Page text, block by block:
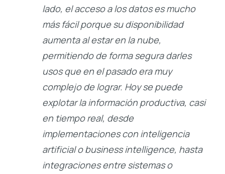
lado, el acceso a los datos es mucho
más fácil porque su disponibilidad
aumenta al estar en la nube,
permitiendo de forma segura darles
usos que en el pasado era muy
complejo de lograr. Hoy se puede
explotar la información productiva, casi
en tiempo real, desde
implementaciones con inteligencia
artificial o business intelligence, hasta
integraciones entre sistemas o